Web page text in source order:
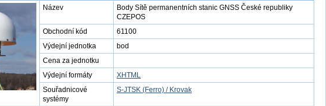
Název
Body Sítě permanentních stanic GNSS České republiky
CZEPOS
Obchodní kód
61100
Výdejní jednotka
bod
Cena za jednotku
Výdejní formáty
XHTML
Souřadnicové
systémy
S-JTSK (Ferro) / Krovak